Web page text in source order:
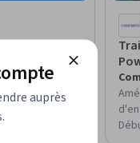
et
en design,
auprès